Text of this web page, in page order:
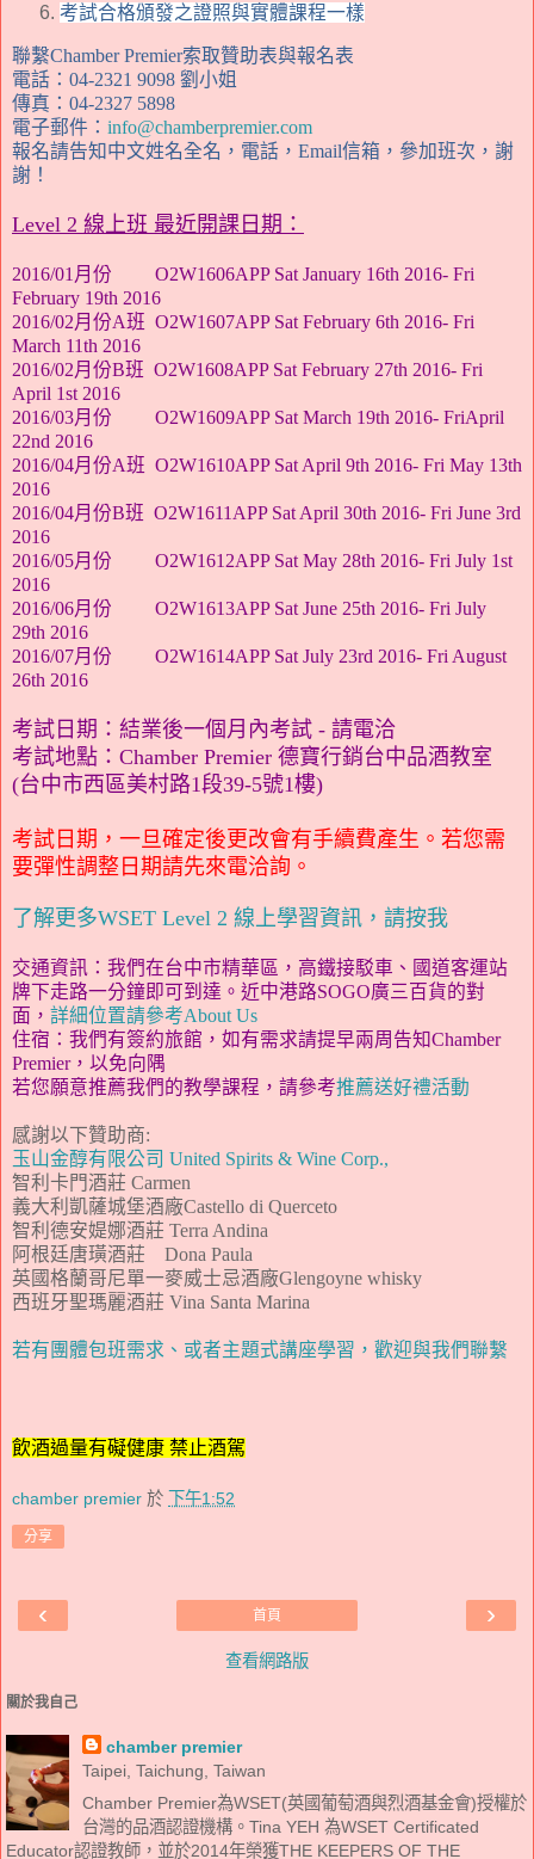
考試合格頒發之證照與實體課程一樣
聯繫Chamber Premier索取贊助表與報名表
電話：04-2321 9098 劉小姐
傳真 ：04-2327 5898
電子郵件： info@chamberpremier.com
報名請告知中文姓名全名，電話，Email信箱，參加班次，謝
謝！
Level 2 線上班 最近開課日期：
2016/01月份 O2W1606APP Sat January 16th 2016- Fri
February 19th 2016
2016/02月份A班 O2W1607APP Sat February 6th 2016- Fri
March 11th 2016
2016/02月份B班 O2W1608APP Sat February 27th 2016- Fri
April 1st 2016
2016/03月份 O2W1609APP Sat March 19th 2016- FriApril
22nd 2016
2016/04月份A班 O2W1610APP Sat April 9th 2016- Fri May 13th
2016
2016/04月份B班 O2W1611APP Sat April 30th 2016- Fri June 3rd
2016
2016/05月份 O2W1612APP Sat May 28th 2016- Fri July 1st
2016
2016/06月份 O2W1613APP Sat June 25th 2016- Fri July
29th 2016
2016/07月份 O2W1614APP Sat July 23rd 2016- Fri August
26th 2016
考試日期 ： 結業後一個月內考試 - 請電洽
考試地點： Chamber Premier 德寶行銷台中品酒教室
(台中市西區美村路1段39-5號1樓)
考試日期，一旦確定後更改會有手續費產生。若您需
要彈性調整日期請先來電洽詢。
了解更多WSET Level 2 線上學習資訊，請按我
交通資訊 ：我們在台中市精華區，高鐵接駁車、國道客運站
牌下走路一分鐘即可到達。近中港路SOGO廣三百貨的對
面， 詳細位置請參考About Us
住宿 ：我們有簽約旅館，如有需求請提早兩周告知Chamber
Premier，以免向隅
若您願意推薦我們的教學課程，請參考推薦送好禮活動
感謝以下贊助商:
玉山金醇有限公司 United Spirits & Wine Corp.,
智利卡門酒莊 Carmen
義大利凱薩城堡酒廠Castello di Querceto
智利 德安媞娜酒莊 Terra Andina
阿根廷唐璜酒莊 Dona Paula
英國格蘭哥尼單一麥威士忌酒廠Glengoyne whisky
西班牙聖瑪麗酒莊 Vina Santa Marina
若有團體包班需求、或者主題式講座學習，歡迎與我們聯繫
飲酒過量有礙健康 禁止酒駕
chamber premier 於 下午1:52
分享
‹ ›
首頁
查看網路版
關於我自己
chamber premier
Taipei, Taichung, Taiwan
Chamber Premier為WSET(英國葡萄酒與烈酒基金會)授權於
台灣的品酒認證機構。Tina YEH 為WSET Certificated
Educator認證教師，並於2014年榮獲THE KEEPERS OF THE